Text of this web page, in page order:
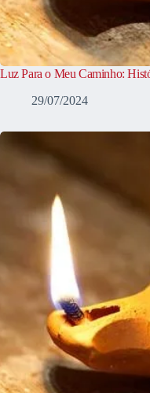
Luz Para o Meu Caminho:
29/07/2024